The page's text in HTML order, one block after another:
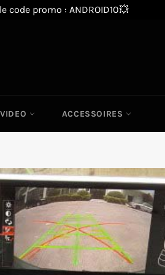
code promo : ANDROID10💥
ACCESSOIRES